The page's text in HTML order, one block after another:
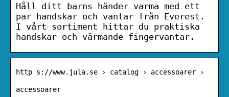
Håll ditt barns händer varma med ett
par handskar och vantar från Everest.
I vårt sortiment hittar du praktiska
handskar och värmande fingervantar.
http s://www.jula.se › catalog › accessoarer ›
accessoarer